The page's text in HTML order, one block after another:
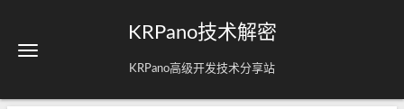
KRPano技术解密
KRPano高级开发技术分享站